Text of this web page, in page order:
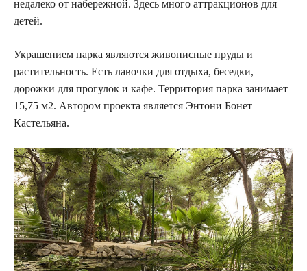
недалеко от набережной. Здесь много аттракционов для
детей.
Украшением парка являются живописные пруды и
растительность. Есть лавочки для отдыха, беседки,
дорожки для прогулок и кафе. Территория парка занимает
15,75 м2. Автором проекта является Энтони Бонет
Кастельяна.